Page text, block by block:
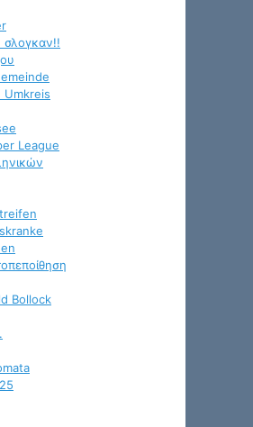
σλογκαν!!
Umkreis
League
Bollock